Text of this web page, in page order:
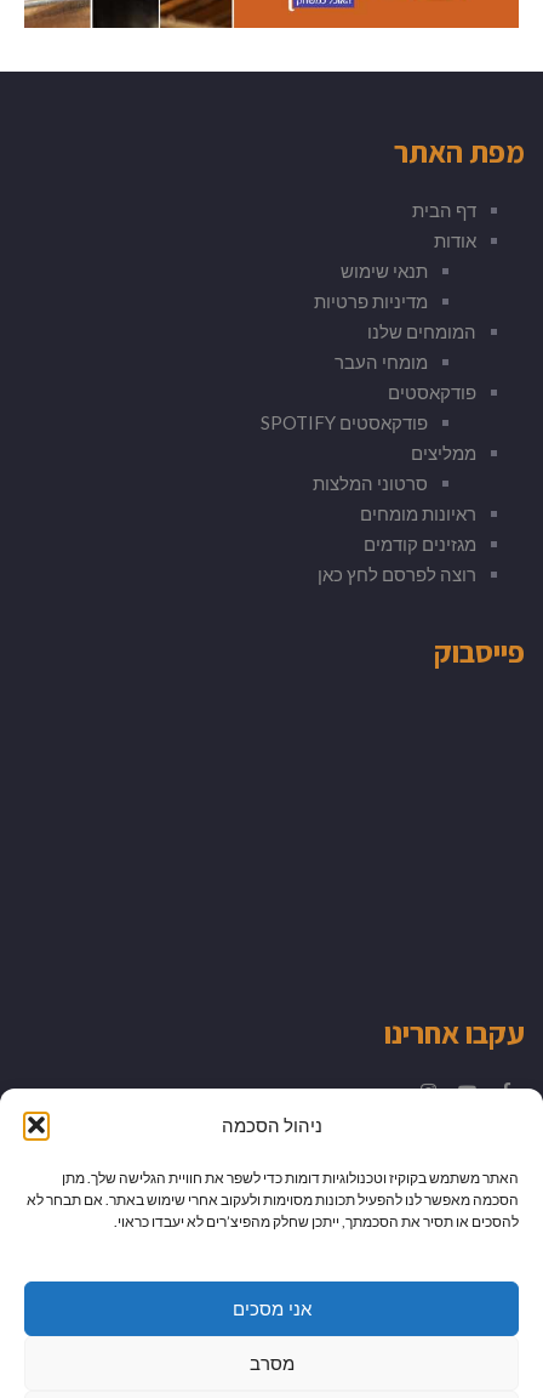
ניהול הסכמה
האתר משתמש בקוקיז וטכנולוגיות דומות כדי לשפר את חוויית הגלישה שלך. מתן
הסכמה מאפשר לנו להפעיל תכונות מסוימות ולעקוב אחרי שימוש באתר. אם תבחר לא
להסכים או תסיר את הסכמתך, ייתכן שחלק מהפיצ’רים לא יעבדו כראוי.
אני מסכים
מסרב
מפת האתר
דף הבית
אודות
תנאי שימוש
מדיניות פרטיות
המומחים שלנו
מומחי העבר
פודקאסטים
פודקאסטים SPOTIFY
ממליצים
סרטוני המלצות
ראיונות מומחים
מגזינים קודמים
רוצה לפרסם לחץ כאן
פייסבוק
עקבו אחרינו